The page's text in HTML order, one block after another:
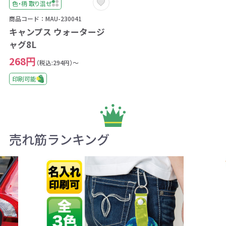
色・柄 取り混ぜ
商品コード：MAU-230041
キャンプス ウォータージ
ャグ8L
268円 （税込:294円）～
印刷可能
売れ筋ランキング